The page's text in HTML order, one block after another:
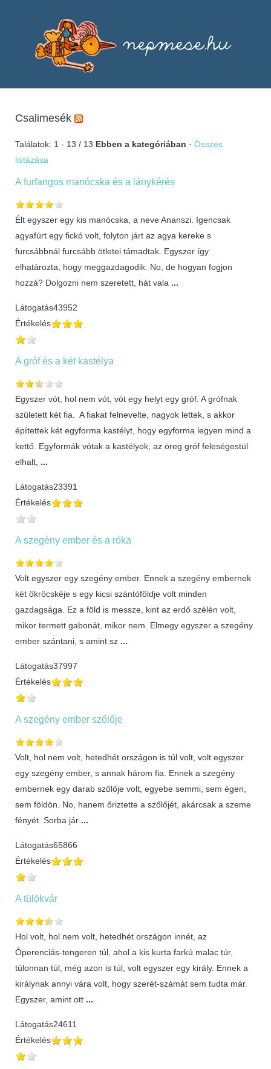
Csalimesék
Találatok: 1 - 13 / 13 Ebben a kategóriában · Összes
listázása
A furfangos manócska és a lánykérés
Élt egyszer egy kis manócska, a neve Ananszi. Igencsak
agyafúrt egy fickó volt, folyton járt az agya kereke s
furcsábbnál furcsább ötletei támadtak. Egyszer így
elhatározta, hogy meggazdagodik. No, de hogyan fogjon
hozzá? Dolgozni nem szeretett, hát vala ...
Látogatás43952
Értékelés
A gróf és a két kastélya
Egyszer vót, hol nem vót, vót egy helyt egy gróf. A grófnak
született két fia. A fiakat felnevelte, nagyok lettek, s akkor
építettek két egyforma kastélyt, hogy egyforma legyen mind a
kettő. Egyformák vótak a kastélyok, az öreg gróf feleségestül
elhalt, ...
Látogatás23391
Értékelés
A szegény ember és a róka
Volt egyszer egy szegény ember. Ennek a szegény embernek
két ökröcskéje s egy kicsi szántóföldje volt minden
gazdagsága. Ez a föld is messze, kint az erdő szélén volt,
mikor termett gabonát, mikor nem. Elmegy egyszer a szegény
ember szántani, s amint sz ...
Látogatás37997
Értékelés
A szegény ember szőlője
Volt, hol nem volt, hetedhét országon is túl volt, volt egyszer
egy szegény ember, s annak három fia. Ennek a szegény
embernek egy darab szőlője volt, egyebe semmi, sem égen,
sem földön. No, hanem őriztette a szőlőjét, akárcsak a szeme
fényét. Sorba jár ...
Látogatás65866
Értékelés
A tülökvár
Hol volt, hol nem volt, hetedhét országon innét, az
Óperenciás-tengeren túl, ahol a kis kurta farkú malac túr,
túlonnan túl, még azon is túl, volt egyszer egy király. Ennek a
királynak annyi vára volt, hogy szerét-számát sem tudta már.
Egyszer, amint ott ...
Látogatás24611
Értékelés